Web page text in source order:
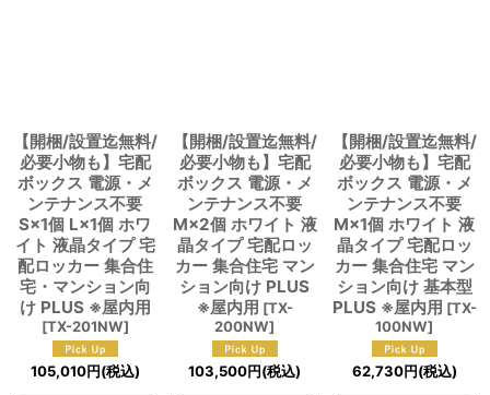
【開梱/設置迄無料/
必要小物も】宅配
ボックス 電源・メ
ンテナンス不要
S×1個 L×1個 ホワ
イト 液晶タイプ 宅
配ロッカー 集合住
宅・マンション向
け PLUS ※屋内用
[TX-201NW]
105,010円(税込)
【開梱/設置迄無料/
必要小物も】宅配
ボックス 電源・メ
ンテナンス不要
M×2個 ホワイト 液
晶タイプ 宅配ロッ
カー 集合住宅 マン
ション向け PLUS
※屋内用 [TX-
200NW]
103,500円(税込)
【開梱/設置迄無料/
必要小物も】宅配
ボックス 電源・メ
ンテナンス不要
M×1個 ホワイト 液
晶タイプ 宅配ロッ
カー 集合住宅 マン
ション向け 基本型
PLUS ※屋内用 [TX-
100NW]
62,730円(税込)